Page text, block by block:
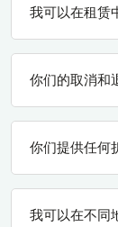
我可以在租赁
你们的取消和
你们提供任何
我可以在不同